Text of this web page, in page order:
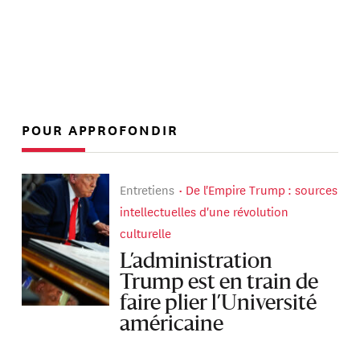
POUR APPROFONDIR
Entretiens
De l'Empire Trump : sources
intellectuelles d'une révolution
culturelle
L’administration
Trump est en train de
faire plier l’Université
américaine